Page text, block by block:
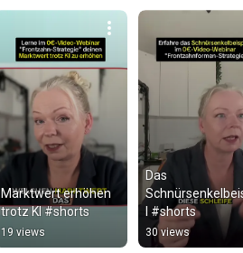
Marktwert erhöhen
trotz KI #shorts
19 views
Das
l #shorts
30 views